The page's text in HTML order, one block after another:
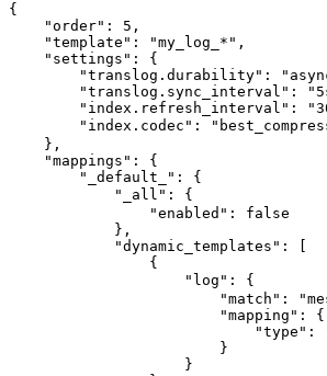
{
    "order": 5,
    "template": "my_log_*",
    "settings": {
"translog.durability":
"translog.sync_interval":
"index.refresh_interval":
"index.codec":
    },
    "mappings": {
        "_default_": {
"_all": {
                "enabled": false
            },
            "dynamic_templates": [
                {
"log": {
"match":
                        "mapping": {
"type":
                        }
                    }